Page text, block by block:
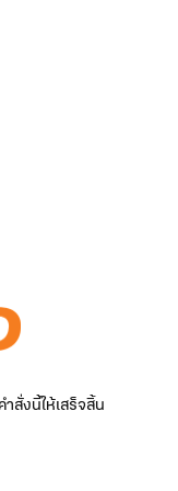
สั่งนี้ให้เสร็จสิ้น